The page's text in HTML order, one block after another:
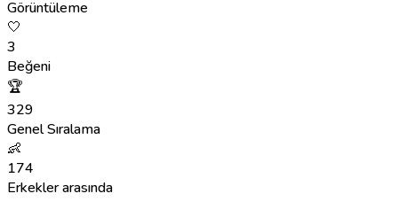
Görüntüleme
🤍
3
Beğeni
🏆
329
Genel Sıralama
👶
174
Erkekler arasında